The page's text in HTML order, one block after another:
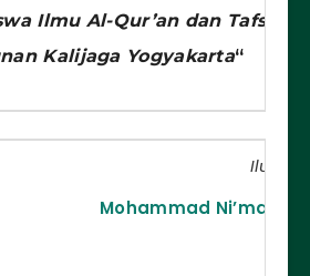
Ilmu Al-Qur’an dan Tafsir
Kalijaga Yogyakarta“
Mohammad